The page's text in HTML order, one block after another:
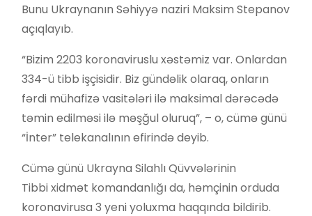
Bunu Ukraynanın Səhiyyə naziri Maksim Stepanov
açıqlayıb.
“Bizim 2203 koronaviruslu xəstəmiz var. Onlardan
334-ü tibb işçisidir. Biz gündəlik olaraq, onların
fərdi mühafizə vasitələri ilə maksimal dərəcədə
təmin edilməsi ilə məşğul oluruq”, – o, cümə günü
“İnter” telekanalının efirində deyib.
Cümə günü Ukrayna Silahlı Qüvvələrinin
Tibbi xidmət komandanlığı da, həmçinin orduda
koronavirusa 3 yeni yoluxma haqqında bildirib.